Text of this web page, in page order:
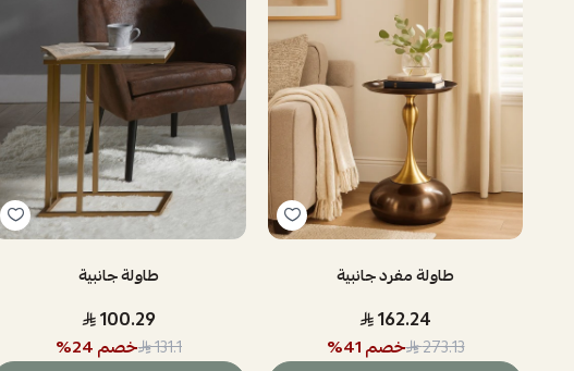
طاولة مفرد جانبية
162.24
273.13 خصم41
%
طاولة جانبية
100.29
131.1 خصم24
%